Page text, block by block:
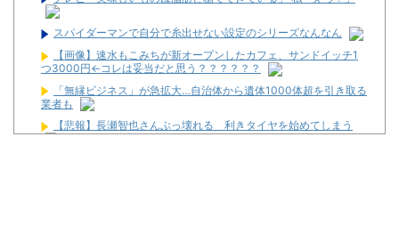
スパイダーマンで自分で糸出せない設定のシリーズなんなん
【画像】速水もこみちが新オープンしたカフェ、サンドイッチ1
つ3000円←コレは妥当だと思う？？？？？？
「無縁ビジネス」が急拡大…自治体から遺体1000体超を引き取る
業者も
【悲報】長瀬智也さんぶっ壊れる 利きタイヤを始めてしまう